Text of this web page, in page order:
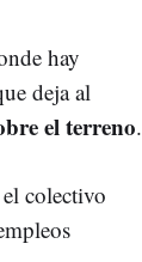
hay
deja al
el terreno.
colectivo